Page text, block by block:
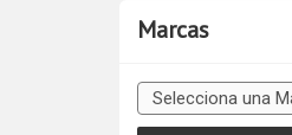
Marcas